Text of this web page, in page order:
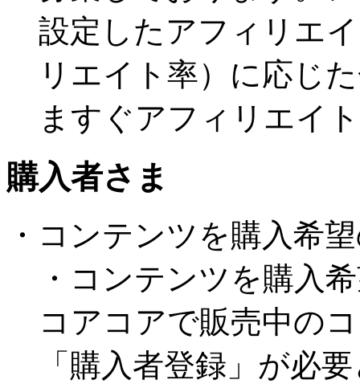
設定したアフィリエ
リエイト率）に応じ
ますぐアフィリエイ
購入者さま
・コンテンツを購入希
・コンテンツを購入
コアコアで販売中の
「購入者登録」が必